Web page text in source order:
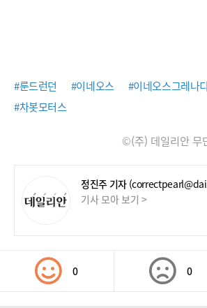
#룬드런던 #이네오스
#이네오스그레나
#차봇모터스
©(주) 데일리안 무
정진주 기자
기사 모아 보기 >
0 0